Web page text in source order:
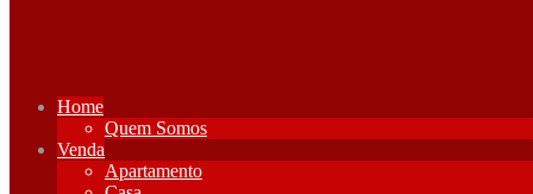
Home
Quem Somos
Venda
Apartamento